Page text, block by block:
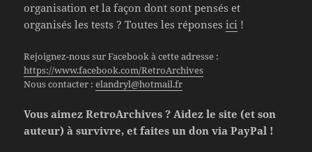
organisation et la façon dont sont pensés et
organisés les tests ? Toutes les réponsesici !
Rejoignez-nous sur Facebook à cette adresse :
https://www.facebook.com/RetroArchives
Nous contacter :elandryl@hotmail.fr
Vous aimez RetroArchives ? Aidez le site (et son
auteur) à survivre, et faites un don via PayPal !